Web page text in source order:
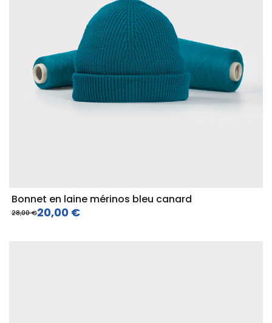
Bonnet en laine mérinos bleu canard
28,00 €20,00 €